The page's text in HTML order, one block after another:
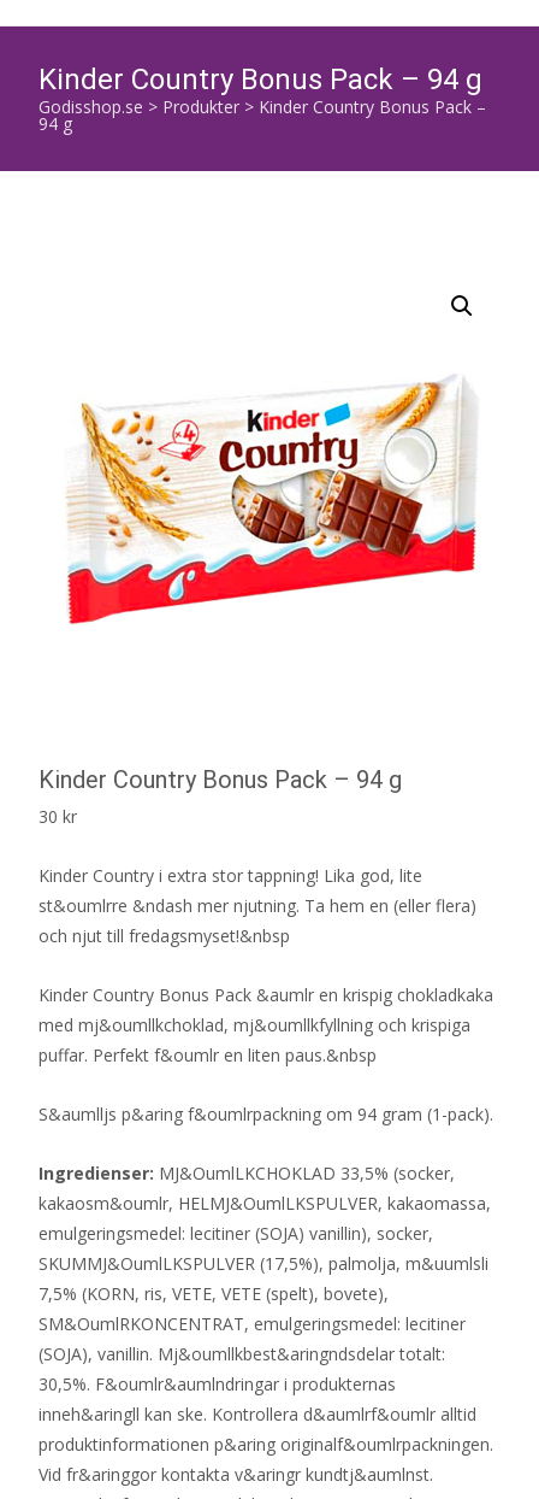
Kinder Country Bonus Pack – 94 g
Godisshop.se > Produkter > Kinder Country Bonus Pack –
94 g
Kinder Country Bonus Pack – 94 g
30 kr
Kinder Country i extra stor tappning! Lika god, lite
st&oumlrre &ndash mer njutning. Ta hem en (eller flera)
och njut till fredagsmyset!&nbsp
Kinder Country Bonus Pack &aumlr en krispig chokladkaka
med mj&oumllkchoklad, mj&oumllkfyllning och krispiga
puffar. Perfekt f&oumlr en liten paus.&nbsp
S&aumlljs p&aring f&oumlrpackning om 94 gram (1-pack).
Ingredienser: MJ&OumlLKCHOKLAD 33,5% (socker,
kakaosm&oumlr, HELMJ&OumlLKSPULVER, kakaomassa,
emulgeringsmedel: lecitiner (SOJA) vanillin), socker,
SKUMMJ&OumlLKSPULVER (17,5%), palmolja, m&uumlsli
7,5% (KORN, ris, VETE, VETE (spelt), bovete),
SM&OumlRKONCENTRAT, emulgeringsmedel: lecitiner
(SOJA), vanillin. Mj&oumllkbest&aringndsdelar totalt:
30,5%. F&oumlr&aumlndringar i produkternas
inneh&aringll kan ske. Kontrollera d&aumlrf&oumlr alltid
produktinformationen p&aring originalf&oumlrpackningen.
Vid fr&aringgor kontakta v&aringr kundtj&aumlnst.